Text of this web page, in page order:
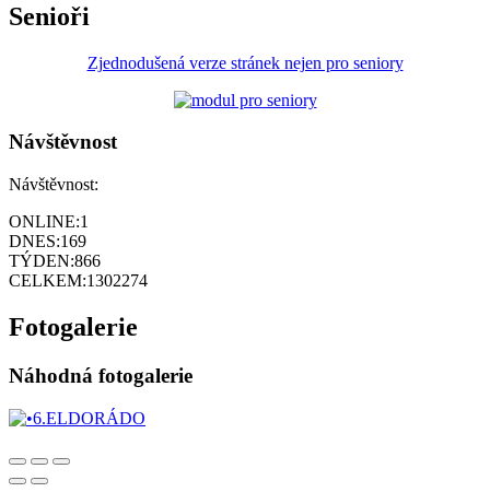
Senioři
Zjednodušená verze stránek nejen pro seniory
Návštěvnost
Návštěvnost:
ONLINE:1
DNES:169
TÝDEN:866
CELKEM:1302274
Fotogalerie
Náhodná fotogalerie